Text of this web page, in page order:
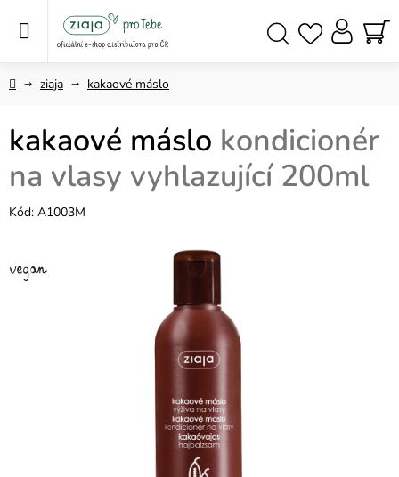
Domůziaja kakaové máslo
kakaové máslo kondicionér
na vlasy vyhlazující 200ml
Kód: A1003M